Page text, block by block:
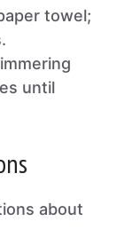
towel;
until
about